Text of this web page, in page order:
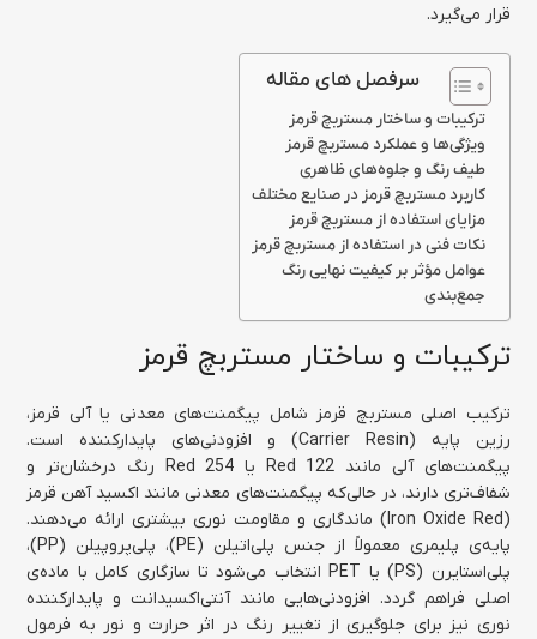
قرار می‌گیرد.
سرفصل های مقاله
ترکیبات و ساختار مستربچ قرمز
ویژگی‌ها و عملکرد مستربچ قرمز
طیف رنگ و جلوه‌های ظاهری
کاربرد مستربچ قرمز در صنایع مختلف
مزایای استفاده از مستربچ قرمز
نکات فنی در استفاده از مستربچ قرمز
عوامل مؤثر بر کیفیت نهایی رنگ
جمع‌بندی
ترکیبات و ساختار مستربچ قرمز
ترکیب اصلی مستربچ قرمز شامل پیگمنت‌های معدنی یا آلی قرمز،
رزین پایه (Carrier Resin) و افزودنی‌های پایدارکننده است.
پیگمنت‌های آلی مانند Red 122 یا Red 254 رنگ درخشان‌تر و
شفاف‌تری دارند، در حالی‌که پیگمنت‌های معدنی مانند اکسید آهن قرمز
(Iron Oxide Red) ماندگاری و مقاومت نوری بیشتری ارائه می‌دهند.
پایه‌ی پلیمری معمولاً از جنس پلی‌اتیلن (PE)، پلی‌پروپیلن (PP)،
پلی‌استایرن (PS) یا PET انتخاب می‌شود تا سازگاری کامل با ماده‌ی
اصلی فراهم گردد. افزودنی‌هایی مانند آنتی‌اکسیدانت و پایدارکننده
نوری نیز برای جلوگیری از تغییر رنگ در اثر حرارت و نور به فرمول